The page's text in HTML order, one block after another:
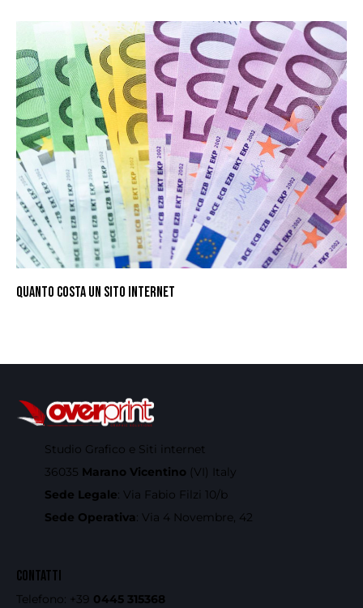
QUANTO COSTA UN SITO INTERNET
Studio Grafico e Siti internet
36035 Marano Vicentino (VI) Italy
Sede Legale: Via Fabio Filzi 10/b
Sede Operativa: Via 4 Novembre, 42
CONTATTI
Telefono: +39 0445 315368